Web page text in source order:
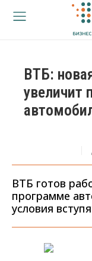
ВТБ:
увеличит
ВТБ готов
программе
условия